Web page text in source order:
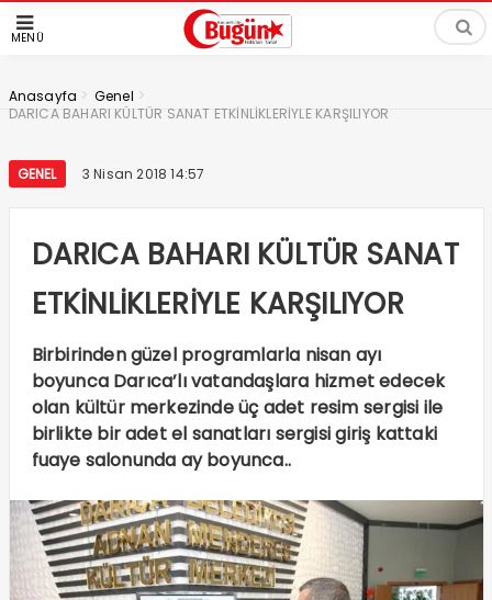
MENÜ
Anasayfa > Genel >
DARICA BAHARI KÜLTÜR SANAT ETKİNLİKLERİYLE KARŞILIYOR
GENEL 3 Nisan 2018 14:57
DARICA BAHARI KÜLTÜR SANAT
ETKİNLİKLERİYLE KARŞILIYOR
Birbirinden güzel programlarla nisan ayı
boyunca Darıca’lı vatandaşlara hizmet edecek
olan kültür merkezinde üç adet resim sergisi ile
birlikte bir adet el sanatları sergisi giriş kattaki
fuaye salonunda ay boyunca..